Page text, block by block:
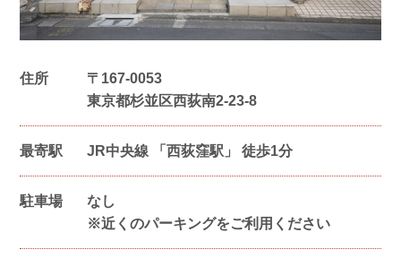
住所 〒 167-0053
東京都杉並区西荻南2-23-8
最寄駅 JR中央線 「西荻窪駅」 徒歩1分
駐車場
なし
※近くのパーキングをご利用ください